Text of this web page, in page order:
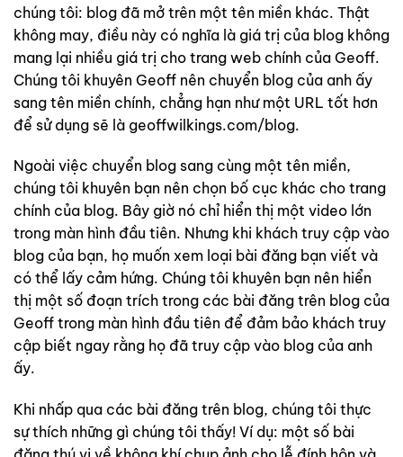
chúng tôi: blog đã mở trên một tên miền khác. Thật
không may, điều này có nghĩa là giá trị của blog không
mang lại nhiều giá trị cho trang web chính của Geoff.
Chúng tôi khuyên Geoff nên chuyển blog của anh ấy
sang tên miền chính, chẳng hạn như một URL tốt hơn
để sử dụng sẽ là geoffwilkings.com/blog.
Ngoài việc chuyển blog sang cùng một tên miền,
chúng tôi khuyên bạn nên chọn bố cục khác cho trang
chính của blog. Bây giờ nó chỉ hiển thị một video lớn
trong màn hình đầu tiên. Nhưng khi khách truy cập vào
blog của bạn, họ muốn xem loại bài đăng bạn viết và
có thể lấy cảm hứng. Chúng tôi khuyên bạn nên hiển
thị một số đoạn trích trong các bài đăng trên blog của
Geoff trong màn hình đầu tiên để đảm bảo khách truy
cập biết ngay rằng họ đã truy cập vào blog của anh
ấy.
Khi nhấp qua các bài đăng trên blog, chúng tôi thực
sự thích những gì chúng tôi thấy! Ví dụ: một số bài